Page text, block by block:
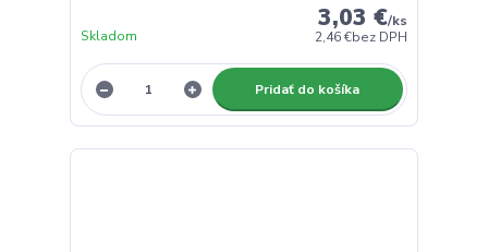
3,03 €/ks
2,46 €bez DPH
Skladom
Pridať do košíka